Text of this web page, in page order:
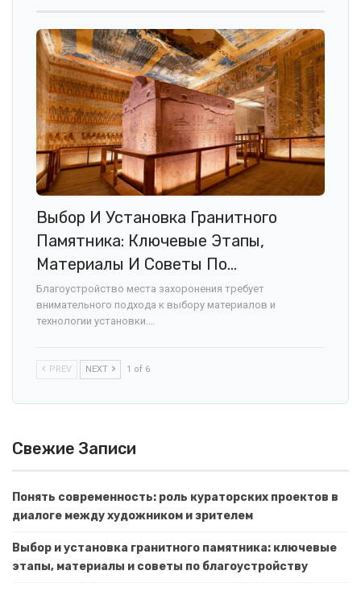
Выбор И Установка Гранитного
Памятника: Ключевые Этапы,
Материалы И Советы По…
Благоустройство места захоронения требует
внимательного подхода к выбору материалов и
технологии установки.…
PREV NEXT 1 of 6
Свежие Записи
Понять современность: роль кураторских проектов в
диалоге между художником и зрителем
Выбор и установка гранитного памятника: ключевые
этапы, материалы и советы по благоустройству